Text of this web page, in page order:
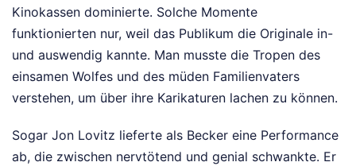
Kinokassen dominierte. Solche Momente
funktionierten nur, weil das Publikum die Originale in-
und auswendig kannte. Man musste die Tropen des
einsamen Wolfes und des müden Familienvaters
verstehen, um über ihre Karikaturen lachen zu können.
Sogar Jon Lovitz lieferte als Becker eine Performance
ab, die zwischen nervtötend und genial schwankte. Er